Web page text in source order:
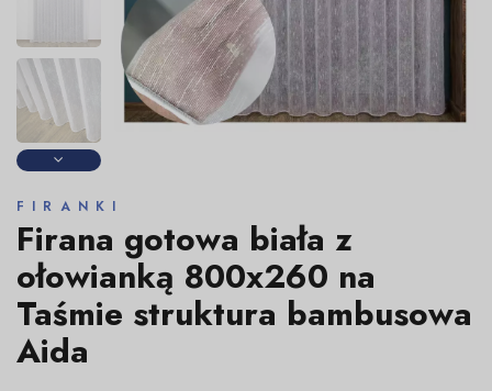
FIRANKI
Firana gotowa biała z
ołowianką 800x260 na
Taśmie struktura bambusowa
Aida